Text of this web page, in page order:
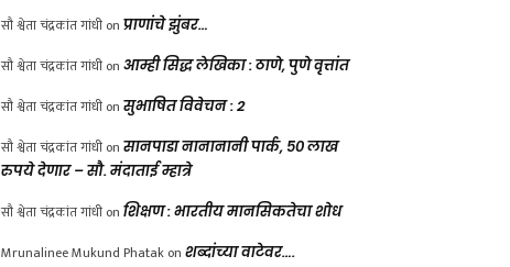
सौ श्वेता चंद्रकांत गांधी on प्राणांचे झुंबर…
सौ श्वेता चंद्रकांत गांधी on आम्ही सिद्ध लेखिका : ठाणे, पुणे वृत्तांत
सौ श्वेता चंद्रकांत गांधी on सुभाषित विवेचन : 2
सौ श्वेता चंद्रकांत गांधी on सानपाडा नानानानी पार्क, ५० लाख
रुपये देणार – सौ. मंदाताई म्हात्रे
सौ श्वेता चंद्रकांत गांधी on शिक्षण : भारतीय मानसिकतेचा शोध
Mrunalinee Mukund Phatak on शब्दांच्या वाटेवर….